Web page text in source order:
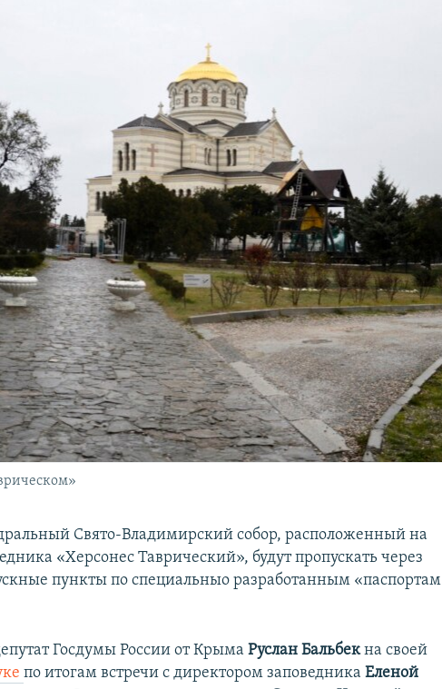
Свято-Владимирский собор, расположенный на
«Херсонес Таврический», будут пропускать через
пункты по специальныо разработанным «паспортам
Госдумы России от КрымаРуслан Бальбекна своей
по итогам встречи с директором заповедникаЕленой